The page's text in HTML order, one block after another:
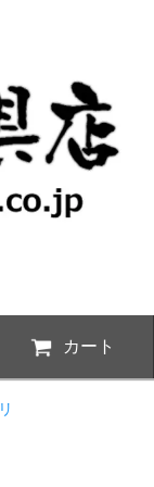
カート